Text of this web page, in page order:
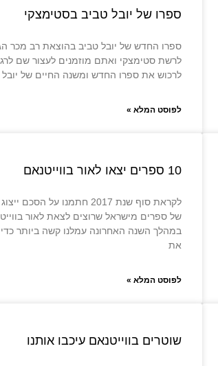
ספרו של יובל טביב בסטימצקי
ספרו החדש של יובל טביב בהוצאת רב מכר
לרשת סטימצקי ואתם מוזמנים לעצור שם
לרכוש את ספרו החדש ומשנה החיים של יובל
לפוסט המלא »
10 ספרים יצאו לאור בווייטנאם
לקראת סוף שנת 2017 חתמנו על הסכם
של ספרים מישראל שרוצים לצאת לאור
במהלך השנה האחרונה עמלנו קשה ביותר כדי
את
לפוסט המלא »
שוטרים בווייטנאם עיכבו אותנו